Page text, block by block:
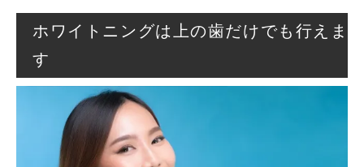
ホワイトニングは上の歯だけでも行えま
す